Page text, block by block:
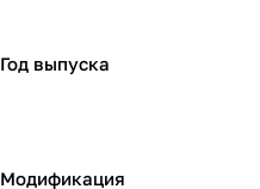
Год выпуска
Модификация